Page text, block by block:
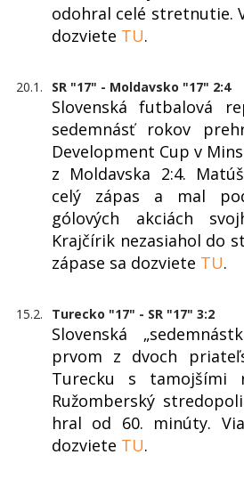
odohral celé stretnutie.
dozviete TU.
20.1. SR "17" - Moldavsko "17" 2:4
Slovenská futbalová
sedemnásť rokov
Development Cup v
z Moldavska 2:4.
celý zápas a mal
gólových akciách
Krajčírik nezasiahol do
zápase sa dozviete TU.
15.2. Turecko "17" - SR "17" 3:2
Slovenská
prvom z dvoch
Turecku s tamojšími
Ružomberský
hral od 60. minúty.
dozviete TU.